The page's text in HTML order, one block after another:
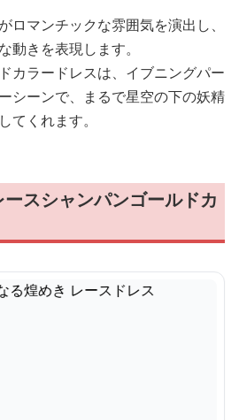
ロマンチックな雰囲気を演出し、
動きを表現します。
カラードレスは、イブニングパー
シーンで、まるで星空の下の妖精
てくれます。
スシャンパンゴールドカ